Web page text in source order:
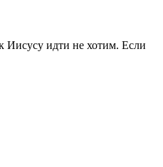
идти не хотим. Если